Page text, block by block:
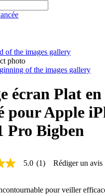
of the images gallery
of the images gallery
écran Plat
pour Apple
Pro Bigben
5.0 (1) Rédiger un avis
pour veiller